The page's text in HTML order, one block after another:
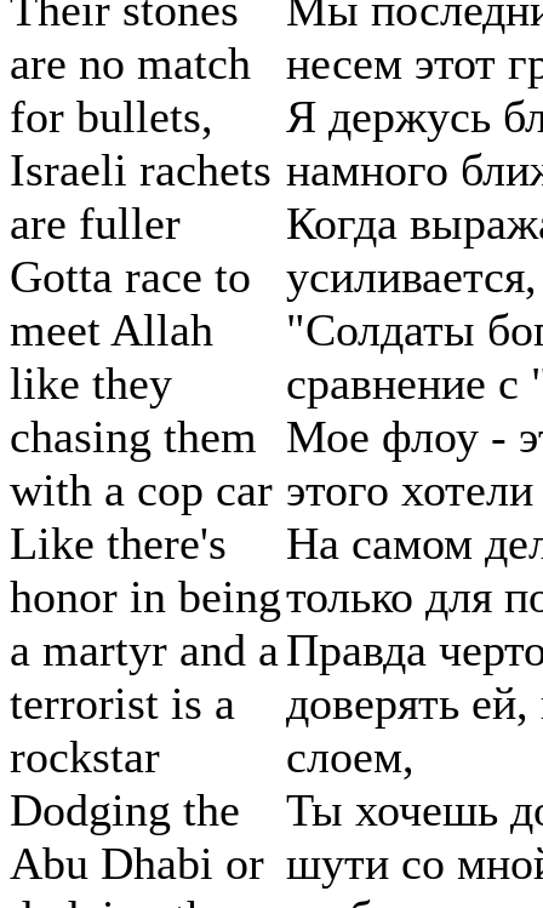
Their stones
are no match
for bullets,
Israeli rachets
are fuller
Gotta race to
meet Allah
like they
chasing them
with a cop car
Like there's
honor in being
a martyr and a
terrorist is a
rockstar
Dodging the
Abu Dhabi or
Мы
несем этот
Я держусь
намного
Когда
усиливается,
"Солдаты
сравнение
Мое флоу -
этого
На самом
только для
Правда
доверять
слоем,
Ты хочешь
шути со